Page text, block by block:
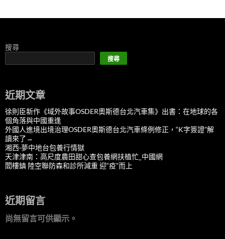
搜尋
搜尋
近期文章
徐則臣新作《域外故事OSDER奧斯德台北汽車集》出書：在地球的各
個角落與中國重逢
外國人進境出境治理OSDER奧斯德台北汽車條例修正，“K字簽證”解
讀來了→
湘西·夢中地台包養行情獄
天津津南：高尺度農田甜心查包養網扶植忙_中國網
閻樓鎮 陸空聯防森和診所減重 迎“疫”而上
近期留言
尚無留言可供顯示。